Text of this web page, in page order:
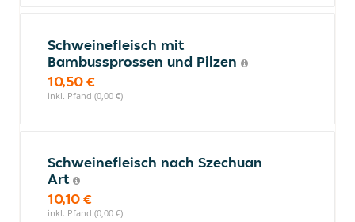
Schweinefleisch mit
Bambussprossen und Pilzen
10,50 €
inkl. Pfand (0,00 €)
Schweinefleisch nach Szechuan
Art
10,10 €
inkl. Pfand (0,00 €)